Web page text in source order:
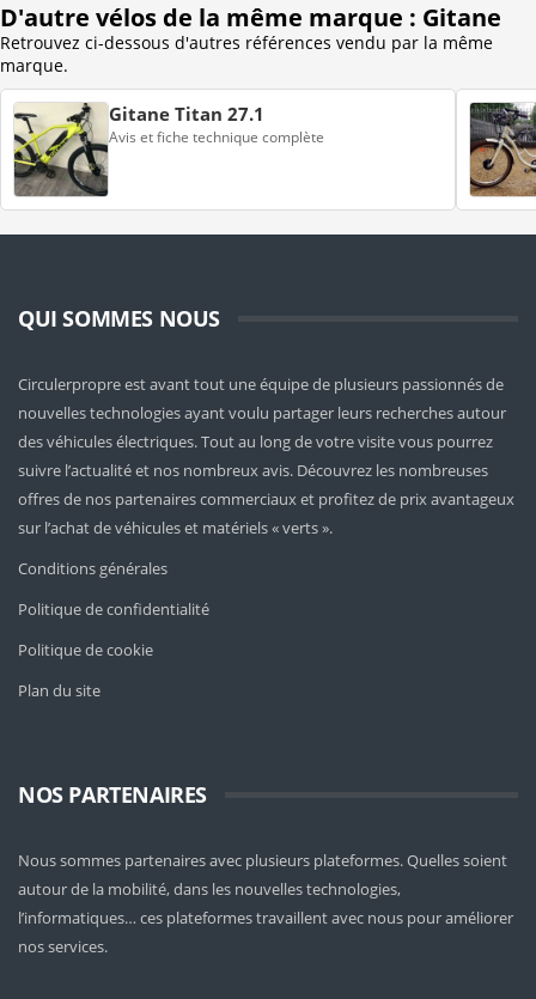
D'autre vélos de la même marque : Gitane
Retrouvez ci-dessous d'autres références vendu par la même
marque.
Gitane Titan 27.1
Avis et fiche technique complète
QUI SOMMES NOUS
Circulerpropre est avant tout une équipe de plusieurs passionnés de
nouvelles technologies ayant voulu partager leurs recherches autour
des véhicules électriques. Tout au long de votre visite vous pourrez
suivre l’actualité et nos nombreux avis. Découvrez les nombreuses
offres de nos partenaires commerciaux et profitez de prix avantageux
sur l’achat de véhicules et matériels « verts ».
Conditions générales
Politique de confidentialité
Politique de cookie
Plan du site
NOS PARTENAIRES
Nous sommes partenaires avec plusieurs plateformes. Quelles soient
autour de la mobilité, dans les nouvelles technologies,
l’informatiques… ces plateformes travaillent avec nous pour améliorer
nos services.